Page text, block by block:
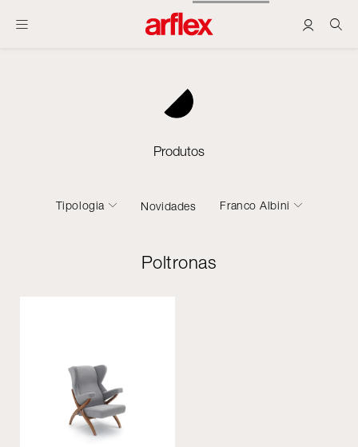
Produtos
Tipologia Novidades Franco Albini
Poltronas